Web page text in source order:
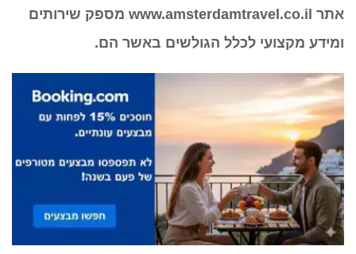
אתר www.amsterdamtravel.co.il מספק שירותים
ומידע מקצועי לכלל הגולשים באשר הם.